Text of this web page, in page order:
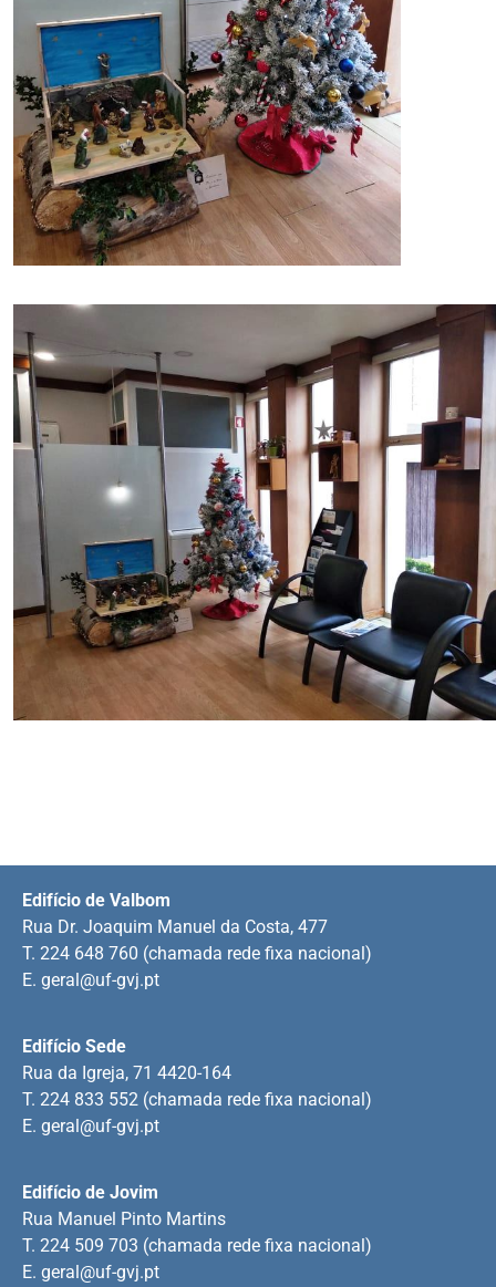
Edifício de Jovim
Rua Manuel Pinto Martins
T. 224 509 703 (chamada rede fixa nacional)
E. geral@uf-gvj.pt
Edifício Sede
Rua da Igreja, 71 4420-164
T. 224 833 552 (chamada rede fixa nacional)
E. geral@uf-gvj.pt
Edifício de Valbom
Rua Dr. Joaquim Manuel da Costa, 477
T. 224 648 760 (chamada rede fixa nacional)
E. geral@uf-gvj.pt